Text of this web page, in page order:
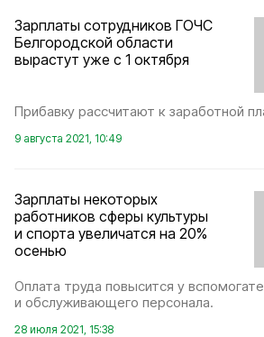
Зарплаты сотрудников ГОЧС
Белгородской области
вырастут уже с 1 октября
Прибавку рассчитают к заработной
9 августа 2021, 10:49
Зарплаты некоторых
работников сферы культуры
и спорта увеличатся на 20%
осенью
Оплата труда повысится у
и обслуживающего персонала.
28 июля 2021, 15:38